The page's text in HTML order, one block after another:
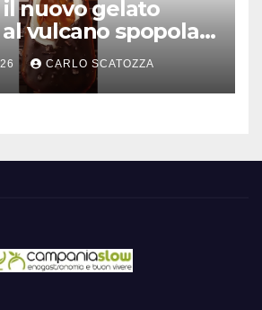
il nuovo gelato
vulcano spopola,
CARLO SCATOZZA